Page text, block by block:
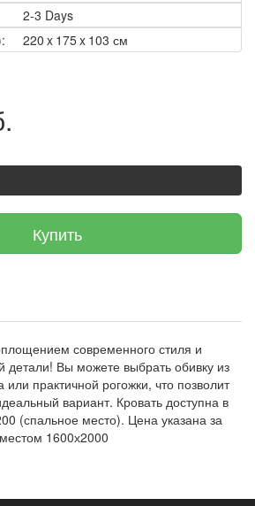
2-3 Days
220 x 175 x 103 см
Купить
современного стиля и
детали! Вы можете выбрать обивку из
практичной рогожки, что позволит
вариант. Кровать доступна в
(спальное место). Цена указана за
1600х2000